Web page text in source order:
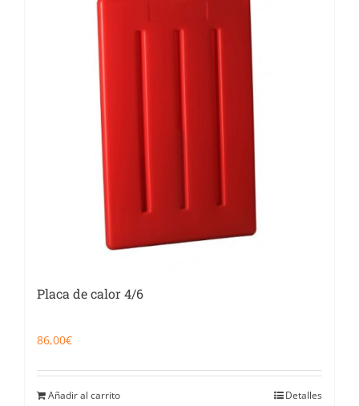
Placa de calor 4/6
86,00€
Añadir al carrito Detalles